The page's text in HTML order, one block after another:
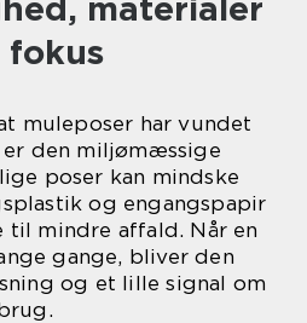
materialer
muleposer har vundet
den miljømæssige
poser kan mindske
og engangspapir
mindre affald. Når en
gange, bliver den
og et lille signal om